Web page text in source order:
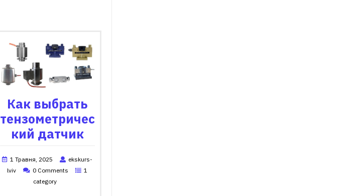
Как выбрать
тензометричес
кий датчик
1 Травня, 2025
ekskurs-
lviv
0 Comments
1
category